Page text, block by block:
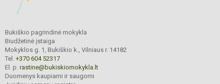
Bukiškio pagrindinė mokykla
Biudžetinė įstaiga
Mokyklos g. 1, Bukiškio k., Vilniaus r. 14182
Tel. +370 604 52317
El. p. rastine@bukiskiomokykla.lt
Duomenys kaupiami ir saugomi